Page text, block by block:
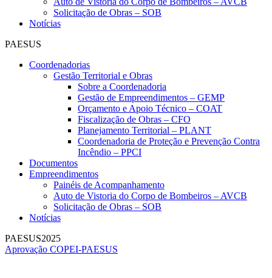
Solicitação de Obras – SOB
Notícias
PAESUS
Coordenadorias
Gestão Territorial e Obras
Sobre a Coordenadoria
Gestão de Empreendimentos – GEMP
Orçamento e Apoio Técnico – COAT
Fiscalização de Obras – CFO
Planejamento Territorial – PLANT
Coordenadoria de Proteção e Prevenção Contra
Incêndio – PPCI
Documentos
Empreendimentos
Painéis de Acompanhamento
Auto de Vistoria do Corpo de Bombeiros – AVCB
Solicitação de Obras – SOB
Notícias
PAESUS2025
Aprovação COPEI-PAESUS